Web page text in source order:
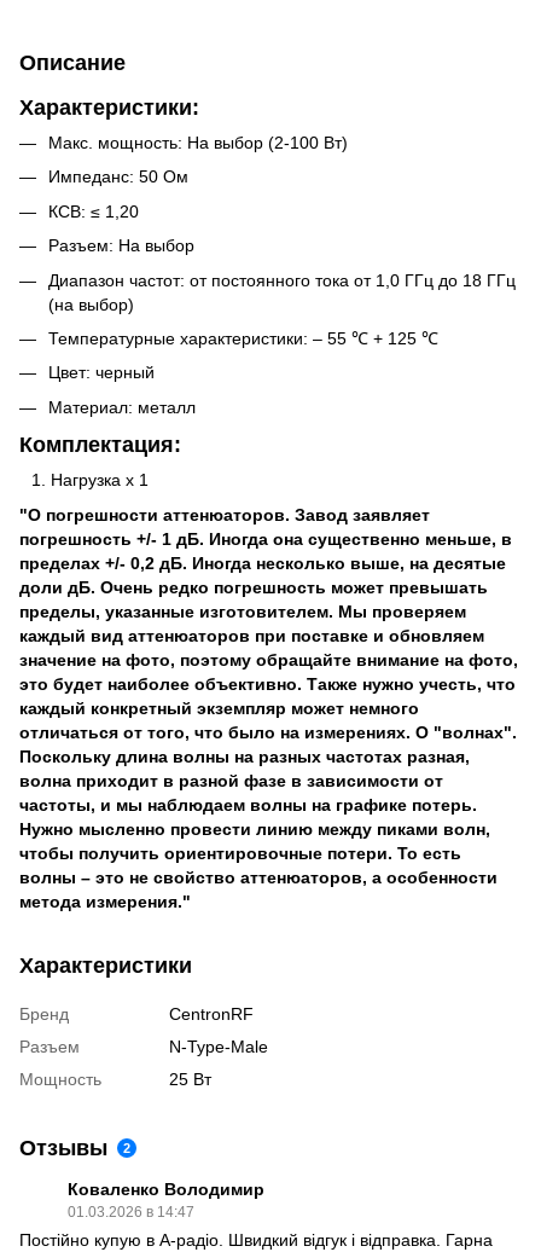
Описание
Характеристики:
Макс. мощность: На выбор (2-100 Вт)
Импеданс: 50 Ом
КСВ: ≤ 1,20
Разъем: На выбор
Диапазон частот: от постоянного тока от 1,0 ГГц до 18 ГГц
(на выбор)
Температурные характеристики: – 55 ℃ + 125 ℃
Цвет: черный
Материал: металл
Комплектация:
Нагрузка х 1
"О погрешности аттенюаторов. Завод заявляет
погрешность +/- 1 дБ. Иногда она существенно меньше, в
пределах +/- 0,2 дБ. Иногда несколько выше, на десятые
доли дБ. Очень редко погрешность может превышать
пределы, указанные изготовителем. Мы проверяем
каждый вид аттенюаторов при поставке и обновляем
значение на фото, поэтому обращайте внимание на фото,
это будет наиболее объективно. Также нужно учесть, что
каждый конкретный экземпляр может немного
отличаться от того, что было на измерениях. О "волнах".
Поскольку длина волны на разных частотах разная,
волна приходит в разной фазе в зависимости от
частоты, и мы наблюдаем волны на графике потерь.
Нужно мысленно провести линию между пиками волн,
чтобы получить ориентировочные потери. То есть
волны – это не свойство аттенюаторов, а особенности
метода измерения."
Характеристики
Бренд
CentronRF
Разъем
N-Type-Male
Мощность
25 Вт
Отзывы 2
Коваленко Володимир
01.03.2026 в 14:47
Постійно купую в А-радіо. Швидкий відгук і відправка. Гарна